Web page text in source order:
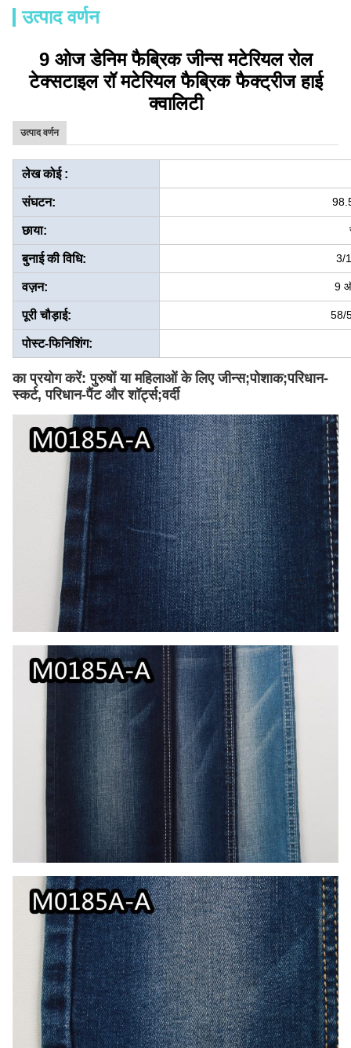
उत्पाद वर्णन
9 ओज डेनिम फैब्रिक जीन्स मटेरियल रोल
टेक्सटाइल रॉ मटेरियल फैब्रिक फैक्ट्रीज हाई
क्वालिटी
उत्पाद वर्णन
लेख कोई :
संघटन:
छाया:
बुनाई की विधि: 3/1
वज़न: 9
पूरी चौड़ाई: 58/
पोस्ट-फिनिशिंग:
का प्रयोग करें: पुरुषों या महिलाओं के लिए जीन्स;पोशाक;परिधान-
स्कर्ट, परिधान-पैंट और शॉर्ट्स;वर्दी